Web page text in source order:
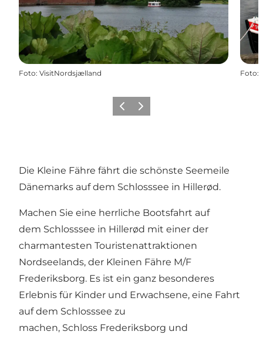
Foto: VisitNordsjælland Foto:
ZurückWeiter
Die Kleine Fähre fährt die schönste Seemeile
Dänemarks auf dem Schlosssee in Hillerød.
Machen Sie eine herrliche Bootsfahrt auf
dem Schlosssee in Hillerød mit einer der
charmantesten Touristenattraktionen
Nordseelands, der Kleinen Fähre M/F
Frederiksborg. Es ist ein ganz besonderes
Erlebnis für Kinder und Erwachsene, eine Fahrt
auf dem Schlosssee zu
machen, Schloss Frederiksborg und